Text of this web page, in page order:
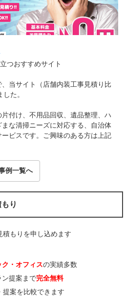
つおすすめサイト
当サイト（店舗内装工事見積り比
た。
付け、不用品回収、遺品整理、ハ
な清掃ニーズに対応する、自治体
ビスです。ご興味のある方は上記
例一覧へ
り
積もりを申し込めます
・オフィスの実績多数
ン提案まで完全無料
提案を比較できます